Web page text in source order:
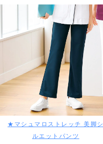
★マシュマロストレッチ 美脚シ
ルエットパンツ